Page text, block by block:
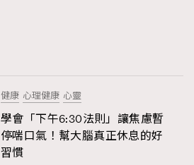
健康 心理健康 心靈
學會「下午6:30法則」讓焦慮暫
停喘口氣！幫大腦真正休息的好
習慣